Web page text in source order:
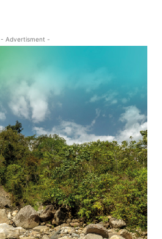
- Advertisment -